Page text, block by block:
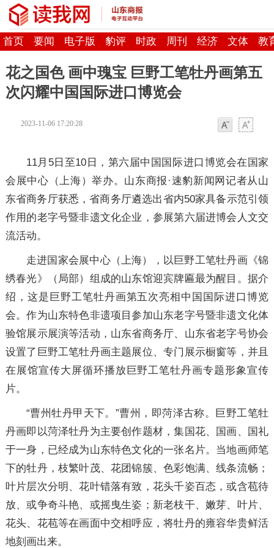
首页 要闻 电子版 豹评 时政 周刊 经济 文体 教
花之国色 画中瑰宝 巨野工笔牡丹画第五
次闪耀中国国际进口博览会
2023-11-06 17:20:28
11月5日至10日，第六届中国国际进口博览会在国家
会展中心（上海）举办。山东商报·速豹新闻网记者从山
东省商务厅获悉，省商务厅遴选出省内50家具备示范引领
作用的老字号暨非遗文化企业，参展第六届进博会人文交
流活动。
走进国家会展中心（上海），以巨野工笔牡丹画《锦
绣春光》（局部）组成的山东馆迎宾牌匾最为醒目。据介
绍，这是巨野工笔牡丹画第五次亮相中国国际进口博览
会。作为山东特色非遗项目参加山东老字号暨非遗文化体
验馆展示展演等活动，山东省商务厅、山东省老字号协会
设置了巨野工笔牡丹画主题展位、专门展示橱窗等，并且
在展馆宣传大屏循环播放巨野工笔牡丹画专题形象宣传
片。
“曹州牡丹甲天下。”曹州，即菏泽古称。巨野工笔牡
丹画即以菏泽牡丹为主要创作题材，集国花、国画、国礼
于一身，已经成为山东特色文化的一张名片。当地画师笔
下的牡丹，枝繁叶茂、花团锦簇、色彩饱满、线条流畅；
叶片层次分明、花叶错落有致，花头千姿百态，或含苞待
放、或争奇斗艳、或摇曳生姿；新老枝干、嫩芽、叶片、
花头、花苞等在画面中交相呼应，将牡丹的雍容华贵鲜活
地刻画出来。